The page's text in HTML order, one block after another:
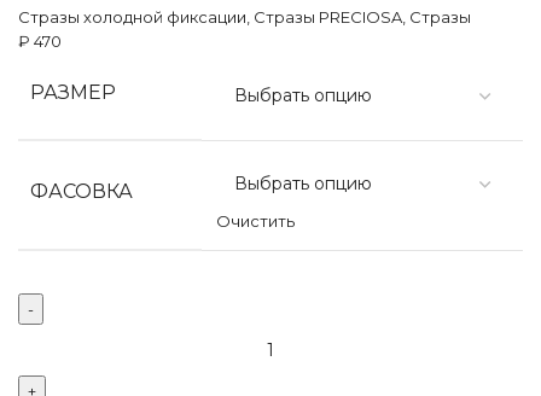
Стразы холодной фиксации Стразы PRECIOSA Стразы
₽ 470
РАЗМЕР
ФАСОВКА
Очистить
Preciosa